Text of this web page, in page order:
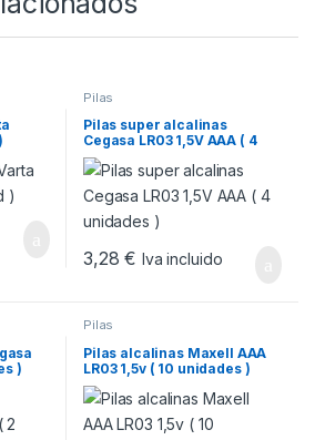
Pilas
Pilas super alcalinas
Cegasa LR03 1,5V AAA ( 4
unidades )
3,28€ Iva incluido
)
Pilas
Pilas alcalinas Maxell AAA
LR03 1,5v ( 10 unidades )